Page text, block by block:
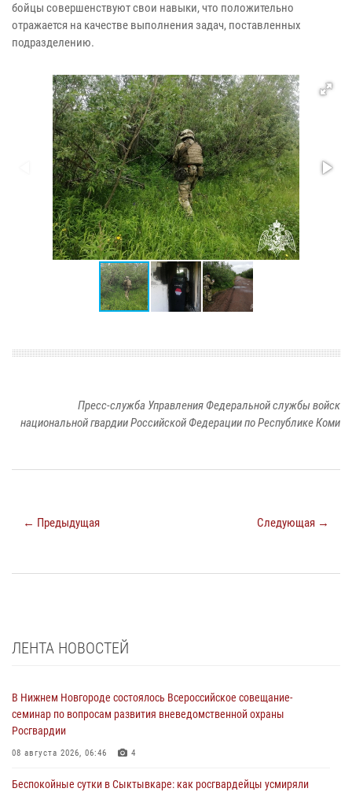
бойцы совершенствуют свои навыки, что положительно
отражается на качестве выполнения задач, поставленных
подразделению.
Пресс-служба Управления Федеральной службы войск
национальной гвардии Российской Федерации по Республике Коми
← Предыдущая Следующая →
ЛЕНТА НОВОСТЕЙ
В Нижнем Новгороде состоялось Всероссийское совещание-
семинар по вопросам развития вневедомственной охраны
Росгвардии
08 августа 2026, 06:46 4
Беспокойные сутки в Сыктывкаре: как росгвардейцы усмиряли